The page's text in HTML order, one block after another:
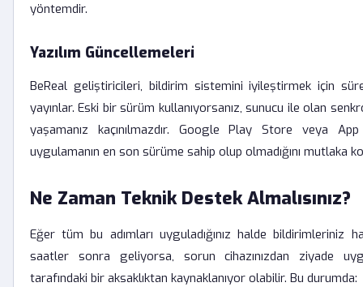
yöntemdir.
Yazılım Güncellemeleri
BeReal geliştiricileri, bildirim sistemini iyileştirmek için
yayınlar. Eski bir sürüm kullanıyorsanız, sunucu ile olan
yaşamanız kaçınılmazdır. Google Play Store veya
uygulamanın en son sürüme sahip olup olmadığını mutlaka
Ne Zaman Teknik Destek Almalısınız?
Eğer tüm bu adımları uyguladığınız halde bildirimleriniz
saatler sonra geliyorsa, sorun cihazınızdan ziyade
tarafındaki bir aksaklıktan kaynaklanıyor olabilir. Bu durumda: